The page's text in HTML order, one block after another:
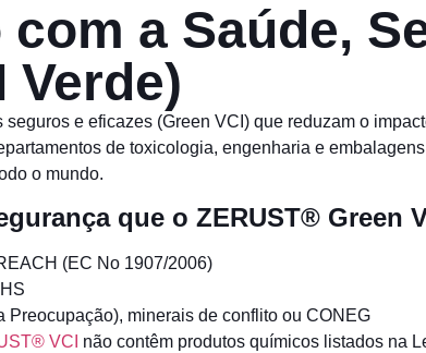
a Saúde,
Verde)
e eficazes (Green VCI) que reduzam o
de toxicologia, engenharia e
o mundo.
que o ZERUST® Green
(EC No 1907/2006)
Preocupação), minerais de conflito ou CONEG
VCI não contêm produtos químicos listados na